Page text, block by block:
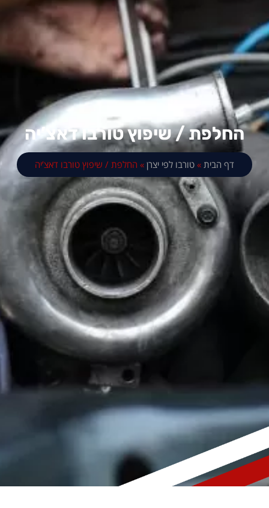
החלפת / שיפוץ טורבו דאצ’יה
דף הבית » טורבו לפי יצרן » החלפת / שיפוץ טורבו דאצ’יה